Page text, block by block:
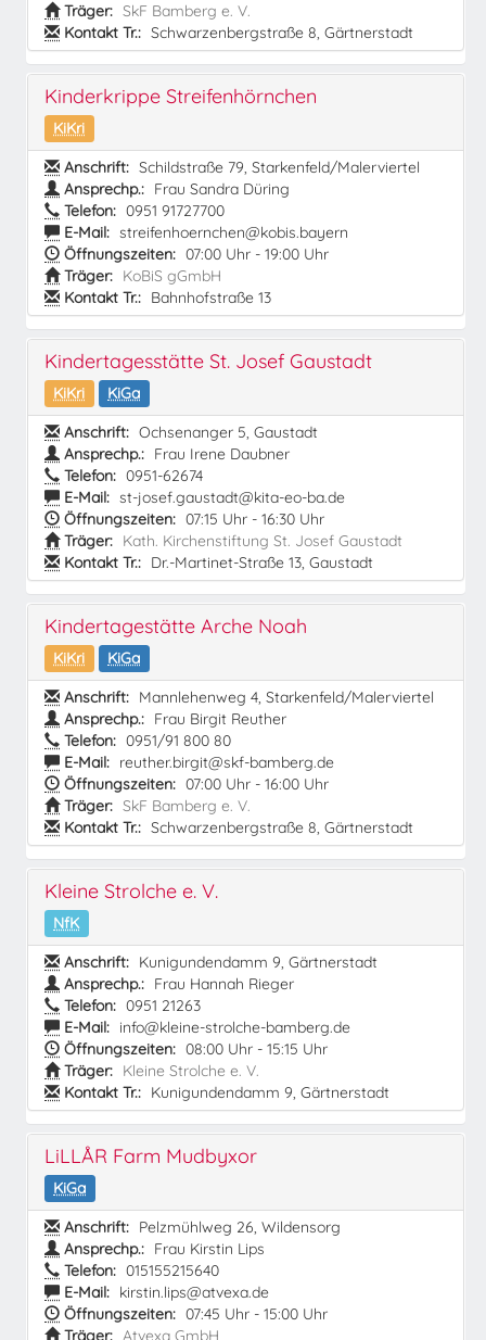
Träger: SkF Bamberg e. V.
Kontakt Tr.: Schwarzenbergstraße 8, Gärtnerstadt
Kinderkrippe Streifenhörnchen
KiKri
Anschrift: Schildstraße 79, Starkenfeld/Malerviertel
Ansprechp.: Frau Sandra Düring
Telefon: 0951 91727700
E-Mail: streifenhoernchen@kobis.bayern
Öffnungszeiten: 07:00 Uhr - 19:00 Uhr
Träger: KoBiS gGmbH
Kontakt Tr.: Bahnhofstraße 13
Kindertagesstätte St. Josef Gaustadt
KiKri
KiGa
Anschrift: Ochsenanger 5, Gaustadt
Ansprechp.: Frau Irene Daubner
Telefon: 0951-62674
E-Mail: st-josef.gaustadt@kita-eo-ba.de
Öffnungszeiten: 07:15 Uhr - 16:30 Uhr
Träger: Kath. Kirchenstiftung St. Josef Gaustadt
Kontakt Tr.: Dr.-Martinet-Straße 13, Gaustadt
Kindertagestätte Arche Noah
KiKri
KiGa
Anschrift: Mannlehenweg 4, Starkenfeld/Malerviertel
Ansprechp.: Frau Birgit Reuther
Telefon: 0951/91 800 80
E-Mail: reuther.birgit@skf-bamberg.de
Öffnungszeiten: 07:00 Uhr - 16:00 Uhr
Träger: SkF Bamberg e. V.
Kontakt Tr.: Schwarzenbergstraße 8, Gärtnerstadt
Kleine Strolche e. V.
NfK
Anschrift: Kunigundendamm 9, Gärtnerstadt
Ansprechp.: Frau Hannah Rieger
Telefon: 0951 21263
E-Mail: info@kleine-strolche-bamberg.de
Öffnungszeiten: 08:00 Uhr - 15:15 Uhr
Träger: Kleine Strolche e. V.
Kontakt Tr.: Kunigundendamm 9, Gärtnerstadt
LiLLÅR Farm Mudbyxor
KiGa
Anschrift: Pelzmühlweg 26, Wildensorg
Ansprechp.: Frau Kirstin Lips
Telefon: 015155215640
E-Mail: kirstin.lips@atvexa.de
Öffnungszeiten: 07:45 Uhr - 15:00 Uhr
Träger: Atvexa GmbH